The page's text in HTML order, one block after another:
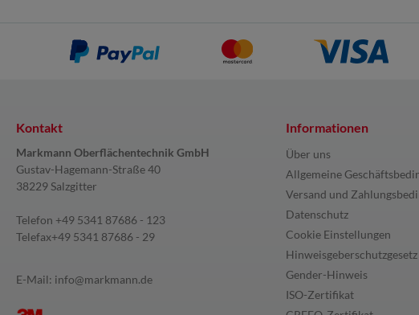
Kontakt
Markmann Oberflächentechnik GmbH
Gustav-Hagemann-Straße 40
38229 Salzgitter
Telefon +49 5341 87686 - 123
Telefax+49 5341 87686 - 29
E-Mail: info@markmann.de
Informationen
Über uns
Allgemeine
Versand und
Datenschutz
Cookie Einstellungen
Hinweisgeberschutzgesetz
Gender-Hinweis
ISO-Zertifikat